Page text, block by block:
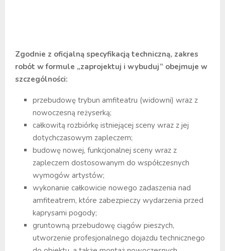
Zgodnie z oficjalną specyfikacją techniczną, zakres
robót w formule „zaprojektuj i wybuduj” obejmuje w
szczególności:
przebudowę trybun amfiteatru (widowni) wraz z
nowoczesną reżyserką;
całkowitą rozbiórkę istniejącej sceny wraz z jej
dotychczasowym zapleczem;
budowę nowej, funkcjonalnej sceny wraz z
zapleczem dostosowanym do współczesnych
wymogów artystów;
wykonanie całkowicie nowego zadaszenia nad
amfiteatrem, które zabezpieczy wydarzenia przed
kaprysami pogody;
gruntowną przebudowę ciągów pieszych,
utworzenie profesjonalnego dojazdu technicznego